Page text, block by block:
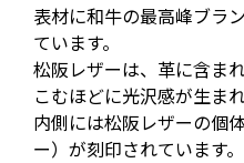
表材に和牛の最高峰ブラ
ています。
松阪レザーは、革に含ま
こむほどに光沢感が生ま
内側には松阪レザーの個
ー）が刻印されています。